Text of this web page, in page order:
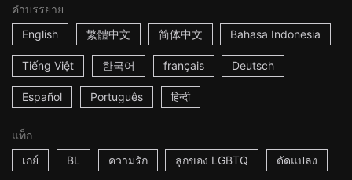
คำบรรยาย
English
繁體中文 简体中文 Bahasa Indonesia
Tiếng Việt 한국어 français Deutsch
Español Português हिन्दी
แท็ก
เกย์
BL ความรัก ลูกของ LGBTQ ดัดแปลง